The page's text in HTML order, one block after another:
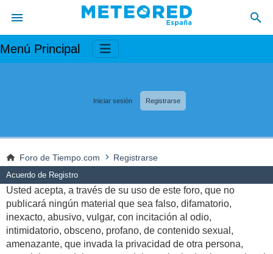
Menú Principal
Iniciar sesión Registrarse
Foro de Tiempo.com Registrarse
Acuerdo de Registro
Usted acepta, a través de su uso de este foro, que no
publicará ningún material que sea falso, difamatorio,
inexacto, abusivo, vulgar, con incitación al odio,
intimidatorio, obsceno, profano, de contenido sexual,
amenazante, que invada la privacidad de otra persona,